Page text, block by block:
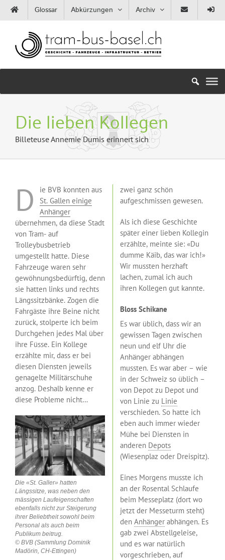
Zum
Inhalt
Glossar Abkürzungen Archiv
Die lieben Kollegen
Billeteuse Annemie Dumis erinnert sich
D
ie BVB konnten aus
St. Gallen einige
Anhänger
übernehmen, da diese Stadt
von Tram- auf
Trolleybusbetrieb
umgestellt hatte. Diese
Fahrzeuge waren sehr
gewöhnungsbedürftig, denn
sie hatten links und rechts
Längssitzbänke. Zogen die
Fahrgäste ihre Beine nicht
zurück, stolperte ich beim
Durchgehen jedes Mal über
ihre Füsse. Ein Kollege
erzählte mir, dass er bei
diesen Diensten jeweils
genagelte Militärschuhe
anzog. Deshalb kenne er
diese Probleme nicht…
Die «St. Galler» hatten
Längssitze, was neben den
mässigen Laufeigenschaften
ebenfalls nicht zur Steigerung
ihrer Beliebtheit sowohl beim
Personal als auch beim
Publikum beitrug.
© BVB (Sammlung Dominik
Madörin, CH-Ettingen)
zwei ganz schön
aufgeschmissen gewesen.
Als ich diese Geschichte
später einer lieben Kollegin
erzählte, meinte sie: «Du
dumme Käib, das war ich!»
Wir mussten herzhaft
lachen, zumal ich auch
ihren Kollegen gut kannte.
Bloss Schikane
Es war üblich, dass wir an
gewissen Tagen zwischen
neun und elf Uhr die
Anhänger abhängen
mussten. Es war aber – wie
in der Schweiz so üblich –
von Depot zu Depot und
von Linie zu Linie
verschieden. So hatte ich
eben auch immer wieder
Mühe bei Diensten in
anderen Depots
(Wiesenplaz oder Dreispitz).
Eines Morgens musste ich
an der Rosental Schlaufe
beim Messeplatz (dort wo
jetzt der Messeturm steht)
den Anhänger abhängen. Es
gab zwei Abstellgeleise,
und es war natürlich
vorgeschrieben, auf